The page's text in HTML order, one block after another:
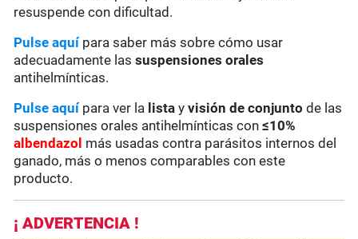
resuspende con dificultad.
Pulse aquí para saber más sobre cómo usar
adecuadamente lassuspensiones orales
antihelmínticas.
Pulse aquípara ver la lista yvisión de conjunto de las
suspensiones orales antihelmínticas con≤10%
albendazol más usadas contra parásitos internos del
ganado, más o menos comparables con este
producto.
¡ ADVERTENCIA !